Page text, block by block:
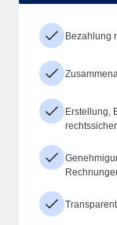
Bezahlung
Erstellung,